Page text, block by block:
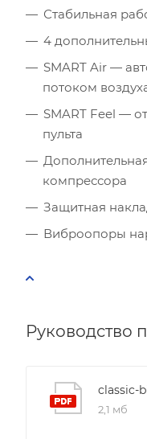
Стабильная
4
SMART Air —
потоком
SMART Feel —
пульта
компрессора
Защитная
Виброопоры
Руководство
classic-
2,1 мб
Количество телевизоров
Мощность остальной
Рекомендуемый